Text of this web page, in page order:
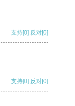
支持[0] 反对[0]
支持[0] 反对[0]